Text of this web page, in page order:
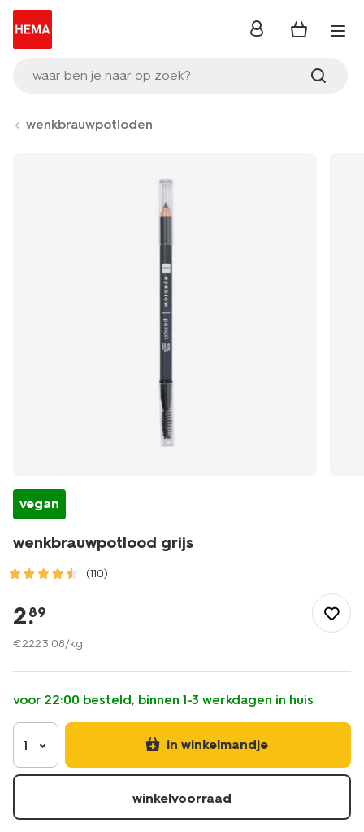
waar ben je naar op zoek?
inloggen
wenkbrauwpotloden
vegan
wenkbrauwpotlood grijs
(110)
gezond/make-
up/wenkbrauw-
make-
grijs-
2.
89
€2223.08/kg
voor 22:00 besteld, binnen 1-3 werkdagen in huis
1 in winkelmandje
winkelvoorraad